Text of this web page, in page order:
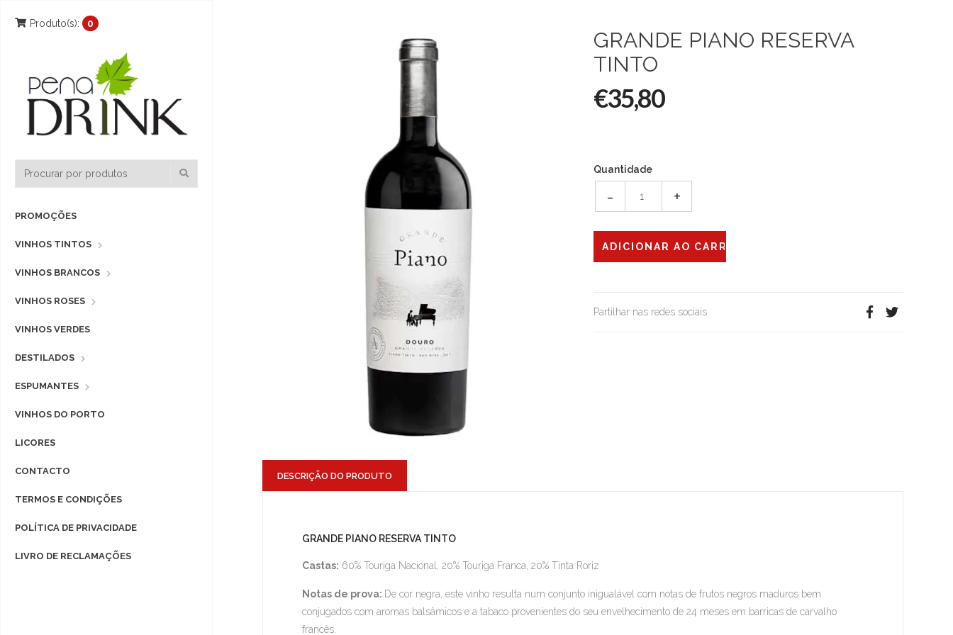
Produto(s): 0
PROMOÇÕES
VINHOS TINTOS
VINHOS BRANCOS
VINHOS ROSES
VINHOS VERDES
DESTILADOS
ESPUMANTES
VINHOS DO PORTO
LICORES
CONTACTO
TERMOS E CONDIÇÕES
POLÍTICA DE PRIVACIDADE
LIVRO DE RECLAMAÇÕES
GRANDE PIANO RESERVA
TINTO
€35,80
Quantidade
- +
Partilhar nas redes sociais
DESCRIÇÃO DO PRODUTO
GRANDE PIANO RESERVA TINTO
Castas: 60% Touriga Nacional, 20% Touriga Franca, 20% Tinta Roriz
Notas de prova: De cor negra, este vinho resulta num conjunto inigualável com notas de frutos negros maduros bem
conjugados com aromas balsâmicos e a tabaco provenientes do seu envelhecimento de 24 meses em barricas de carvalho
francês.